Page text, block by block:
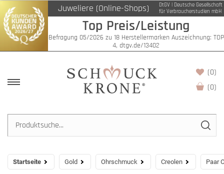
Juweliere (Online-Shops)
DtGV | Deutsche Gesellschaft
für Verbraucherstudien mbH
Top Preis/Leistung
Befragung 05/2026 zu 18 Herstellermarken Auszeichnung: TOP
4, dtgv.de/13402
(0)
(0)
Startseite Gold Ohrschmuck Creolen Paar